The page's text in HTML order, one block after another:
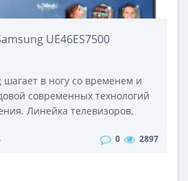
UE46ES7500
в ногу со временем и
современных технологий
Линейка телевизоров,
Но все понимают, что
0 2897